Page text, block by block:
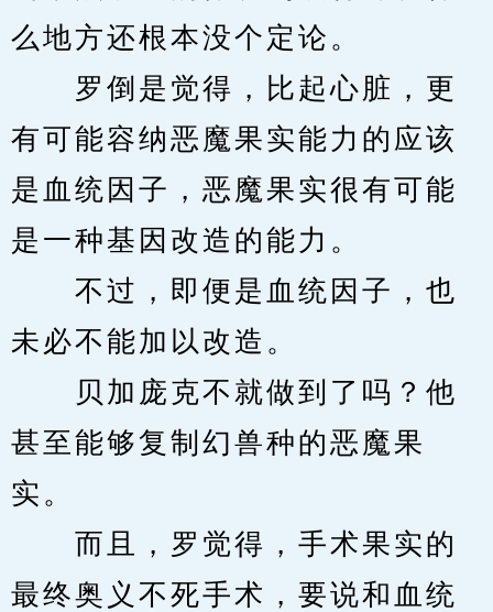
么地方还根本没个定论。
罗倒是觉得，比起心脏，更
有可能容纳恶魔果实能力的应该
是血统因子，恶魔果实很有可能
是一种基因改造的能力。
不过，即便是血统因子，也
未必不能加以改造。
贝加庞克不就做到了吗？他
甚至能够复制幻兽种的恶魔果
实。
而且，罗觉得，手术果实的
最终奥义不死手术，要说和血统